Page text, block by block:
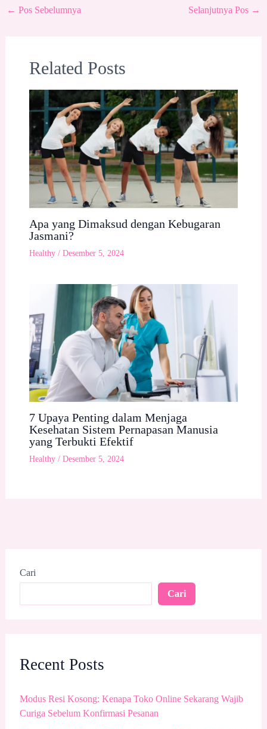
Cari
Cari
Recent Posts
Modus Resi Kosong: Kenapa Toko Online Sekarang Wajib
Curiga Sebelum Konfirmasi Pesanan
← Pos Sebelumnya Selanjutnya Pos →
Related Posts
Apa yang Dimaksud dengan Kebugaran
Jasmani?
Healthy/ Desember 5, 2024
7 Upaya Penting dalam Menjaga
Kesehatan Sistem Pernapasan Manusia
yang Terbukti Efektif
Healthy/ Desember 5, 2024